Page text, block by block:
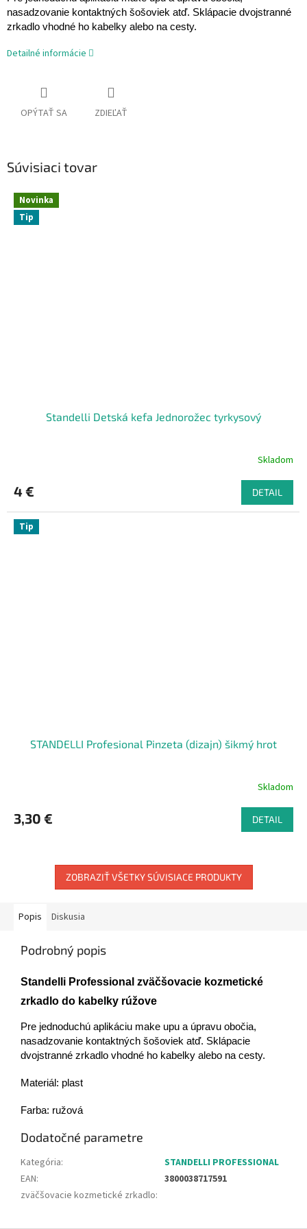
nasadzovanie kontaktných šošoviek atď. Sklápacie dvojstranné
zrkadlo vhodné ho kabelky alebo na cesty.
Detailné informácie
OPÝTAŤ SA ZDIEĽAŤ
Súvisiaci tovar
Novinka
Tip
Standelli Detská kefa Jednorožec tyrkysový
Skladom
4 € DETAIL
Tip
STANDELLI Profesional Pinzeta (dizajn) šikmý hrot
Skladom
3,30 € DETAIL
ZOBRAZIŤ VŠETKY SÚVISIACE PRODUKTY
Popis Diskusia
Podrobný popis
Standelli Professional zväčšovacie kozmetické
zrkadlo do kabelky rúžove
Pre jednoduchú aplikáciu make upu a úpravu obočia,
nasadzovanie kontaktných šošoviek atď. Sklápacie
dvojstranné zrkadlo vhodné ho kabelky alebo na cesty.
Materiál: plast
Farba: ružová
Dodatočné parametre
Kategória:
STANDELLI PROFESSIONAL
EAN:
3800038717591
zväčšovacie kozmetické zrkadlo: